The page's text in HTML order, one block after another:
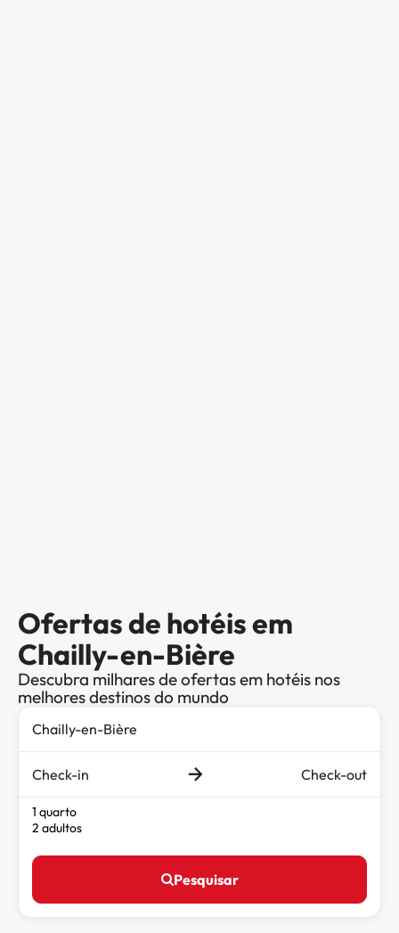
Ofertas de hotéis em
Chailly-en-Bière
Descubra milhares de ofertas em hotéis nos
melhores destinos do mundo
Check-in Check-out
1 quarto
2 adultos
Pesquisar